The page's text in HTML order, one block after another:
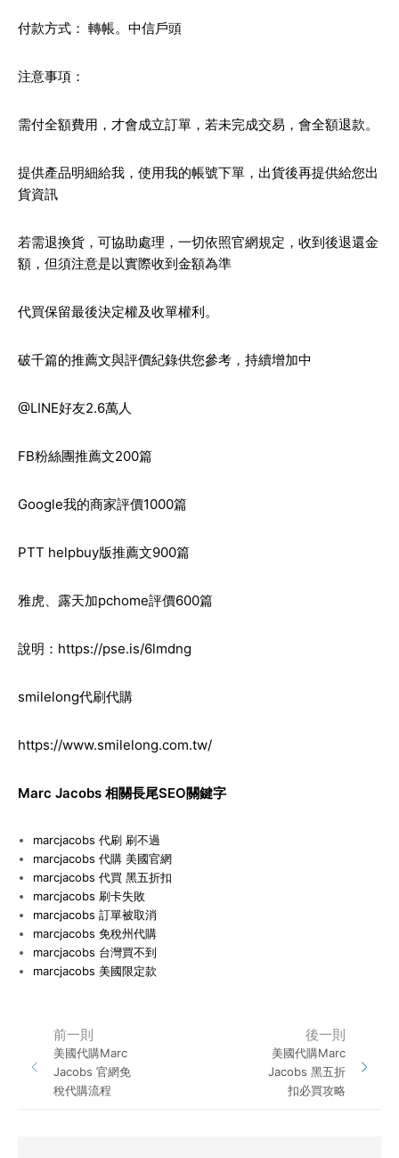
付款方式： 轉帳。中信戶頭
注意事項：
需付全額費用，才會成立訂單，若未完成交易，會全額退款。
提供產品明細給我，使用我的帳號下單，出貨後再提供給您出
貨資訊
若需退換貨，可協助處理，一切依照官網規定，收到後退還金
額，但須注意是以實際收到金額為準
代買保留最後決定權及收單權利。
破千篇的推薦文與評價紀錄供您參考，持續增加中
@LINE好友2.6萬人
FB粉絲團推薦文200篇
Google我的商家評價1000篇
PTT helpbuy版推薦文900篇
雅虎、露天加pchome評價600篇
說明： https://pse.is/6lmdng
smilelong代刷代購
https://www.smilelong.com.tw/
Marc Jacobs 相關長尾SEO關鍵字
marcjacobs 代刷 刷不過
marcjacobs 代購 美國官網
marcjacobs 代買 黑五折扣
marcjacobs 刷卡失敗
marcjacobs 訂單被取消
marcjacobs 免稅州代購
marcjacobs 台灣買不到
marcjacobs 美國限定款
前一則
美國代購Marc
Jacobs 官網免
稅代購流程
後一則
美國代購Marc
Jacobs 黑五折
扣必買攻略